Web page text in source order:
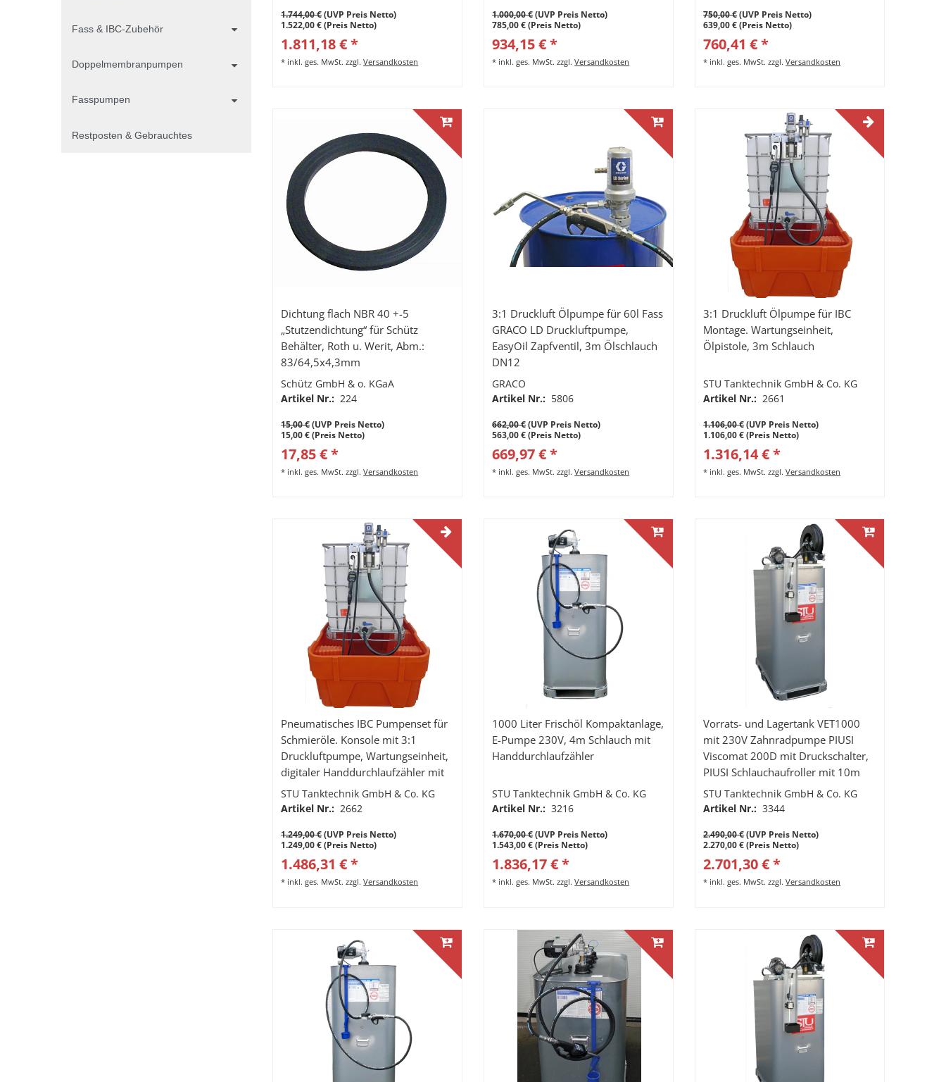
Fass & IBC-Zubehör
Doppelmembranpumpen
Fasspumpen
Restposten & Gebrauchtes
1.744,00 €(UVP Preis Netto)
1.522,00 € (Preis Netto)
1.811,18 € *
* inkl. ges. MwSt. zzgl.Versandkosten
1.000,00 €(UVP Preis Netto)
785,00 € (Preis Netto)
934,15 € *
* inkl. ges. MwSt. zzgl.Versandkosten
750,00 €(UVP Preis Netto)
639,00 € (Preis Netto)
760,41 € *
* inkl. ges. MwSt. zzgl.Versandkosten
Dichtung flach NBR 40 +-5
„Stutzendichtung“ für Schütz
Behälter, Roth u. Werit, Abm.:
83/64,5x4,3mm
Schütz GmbH & o. KGaA
Artikel Nr.: 224
15,00 €(UVP Preis Netto)
15,00 € (Preis Netto)
17,85 € *
* inkl. ges. MwSt. zzgl.Versandkosten
3:1 Druckluft Ölpumpe für 60l Fass
GRACO LD Druckluftpumpe,
EasyOil Zapfventil, 3m Ölschlauch
DN12
GRACO
Artikel Nr.: 5806
662,00 €(UVP Preis Netto)
563,00 € (Preis Netto)
669,97 € *
* inkl. ges. MwSt. zzgl.Versandkosten
3:1 Druckluft Ölpumpe für IBC
Montage. Wartungseinheit,
Ölpistole, 3m Schlauch
STU Tanktechnik GmbH & Co. KG
Artikel Nr.: 2661
1.106,00 €(UVP Preis Netto)
1.106,00 € (Preis Netto)
1.316,14 € *
* inkl. ges. MwSt. zzgl.Versandkosten
Pneumatisches IBC Pumpenset für
Schmieröle. Konsole mit 3:1
Druckluftpumpe, Wartungseinheit,
digitaler Handdurchlaufzähler mit
Mengenvorwahl, 3m Schlauch und
Saugleitung.
STU Tanktechnik GmbH & Co. KG
Artikel Nr.: 2662
1.249,00 €(UVP Preis Netto)
1.249,00 € (Preis Netto)
1.486,31 € *
* inkl. ges. MwSt. zzgl.Versandkosten
1000 Liter Frischöl Kompaktanlage,
E-Pumpe 230V, 4m Schlauch mit
Handdurchlaufzähler
STU Tanktechnik GmbH & Co. KG
Artikel Nr.: 3216
1.670,00 €(UVP Preis Netto)
1.543,00 € (Preis Netto)
1.836,17 € *
* inkl. ges. MwSt. zzgl.Versandkosten
Vorrats- und Lagertank VET1000
mit 230V Zahnradpumpe PIUSI
Viscomat 200D mit Druckschalter,
PIUSI Schlauchaufroller mit 10m
Hochdruckschlauch und
Handdurchlaufzähler K400
STU Tanktechnik GmbH & Co. KG
Artikel Nr.: 3344
2.490,00 €(UVP Preis Netto)
2.270,00 € (Preis Netto)
2.701,30 € *
* inkl. ges. MwSt. zzgl.Versandkosten